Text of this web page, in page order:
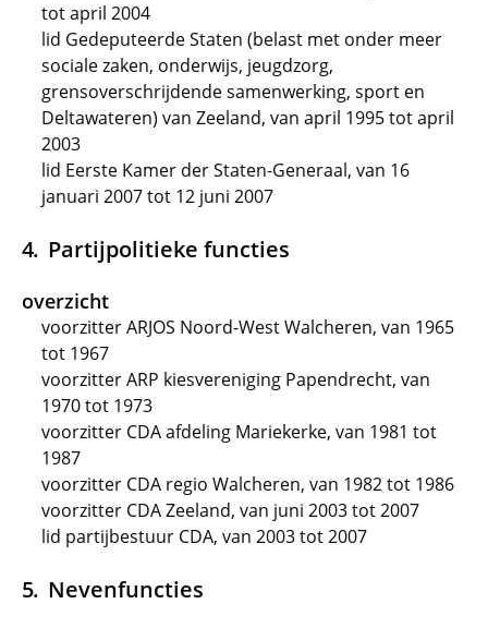
tot april 2004
lid Gedeputeerde Staten (belast met onder meer
sociale zaken, onderwijs, jeugdzorg,
grensoverschrijdende samenwerking, sport en
Deltawateren) van Zeeland, van april 1995 tot april
2003
lid Eerste Kamer der Staten-Generaal, van 16
januari 2007 tot 12 juni 2007
Partijpolitieke functies
overzicht
voorzitter ARJOS Noord-West Walcheren, van 1965
tot 1967
voorzitter ARP kiesvereniging Papendrecht, van
1970 tot 1973
voorzitter CDA afdeling Mariekerke, van 1981 tot
1987
voorzitter CDA regio Walcheren, van 1982 tot 1986
voorzitter CDA Zeeland, van juni 2003 tot 2007
lid partijbestuur CDA, van 2003 tot 2007
Nevenfuncties